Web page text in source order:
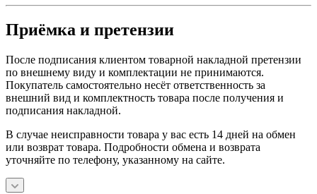
Приёмка и претензии
После подписания клиентом товарной накладной претензии
по внешнему виду и комплектации не принимаются.
Покупатель самостоятельно несёт ответственность за
внешний вид и комплектность товара после получения и
подписания накладной.
В случае неисправности товара у вас есть 14 дней на обмен
или возврат товара. Подробности обмена и возврата
уточняйте по телефону, указанному на сайте.